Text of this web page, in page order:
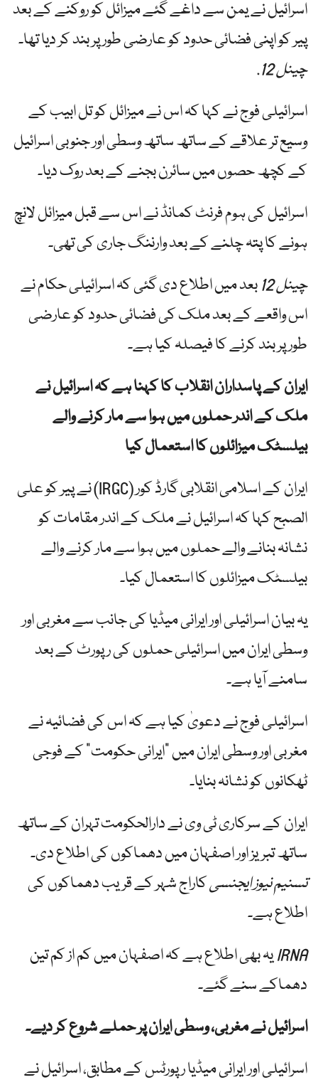
اسرائیل نے یمن سے داغے گئے میزائل کو روکنے کے بعد
پیر کو اپنی فضائی حدود کو عارضی طور پر بند کر دیا تھا۔
چینل 12
.
اسرائیلی فوج نے کہا کہ اس نے میزائل کو تل ابیب کے
وسیع تر علاقے کے ساتھ ساتھ وسطی اور جنوبی اسرائیل
کے کچھ حصوں میں سائرن بجنے کے بعد روک دیا۔
اسرائیل کی ہوم فرنٹ کمانڈ نے اس سے قبل میزائل لانچ
ہونے کا پتہ چلنے کے بعد وارننگ جاری کی تھی۔
چینل 12
بعد میں اطلاع دی گئی کہ اسرائیلی حکام نے
اس واقعے کے بعد ملک کی فضائی حدود کو عارضی
طور پر بند کرنے کا فیصلہ کیا ہے۔
ایران کے پاسداران انقلاب کا کہنا ہے کہ اسرائیل نے
ملک کے اندر حملوں میں ہوا سے مار کرنے والے
بیلسٹک میزائلوں کا استعمال کیا
ایران کے اسلامی انقلابی گارڈ کور (IRGC) نے پیر کو علی
الصبح کہا کہ اسرائیل نے ملک کے اندر مقامات کو
نشانہ بنانے والے حملوں میں ہوا سے مار کرنے والے
بیلسٹک میزائلوں کا استعمال کیا۔
یہ بیان اسرائیلی اور ایرانی میڈیا کی جانب سے مغربی اور
وسطی ایران میں اسرائیلی حملوں کی رپورٹ کے بعد
سامنے آیا ہے۔
اسرائیلی فوج نے دعویٰ کیا ہے کہ اس کی فضائیہ نے
مغربی اور وسطی ایران میں "ایرانی حکومت” کے فوجی
ٹھکانوں کو نشانہ بنایا۔
ایران کے سرکاری ٹی وی نے دارالحکومت تہران کے ساتھ
ساتھ تبریز اور اصفہان میں دھماکوں کی اطلاع دی۔
تسنیم نیوز ایجنسیکاراج شہر کے قریب دھماکوں کی
اطلاع ہے۔
IRNAیہ بھی اطلاع ہے کہ اصفہان میں کم از کم تین
دھماکے سنے گئے۔
اسرائیل نے مغربی، وسطی ایران پر حملے شروع کر دیے۔
اسرائیلی اور ایرانی میڈیا رپورٹس کے مطابق، اسرائیل نے